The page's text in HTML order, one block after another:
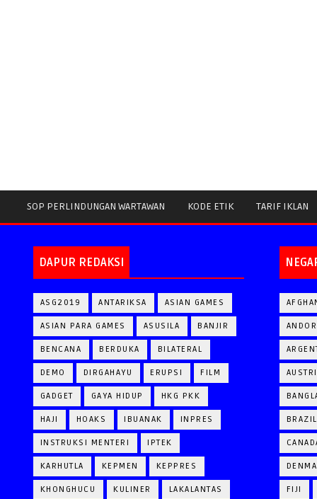
SOP PERLINDUNGAN WARTAWAN KODE ETIK TARIF IKLAN
DAPUR REDAKSI
ASG2019 ANTARIKSA ASIAN GAMES
ASIAN PARA GAMES ASUSILA BANJIR
BENCANA BERDUKA BILATERAL
DEMO DIRGAHAYU ERUPSI FILM
GADGET GAYA HIDUP HKG PKK
HAJI HOAKS IBUANAK INPRES
INSTRUKSI MENTERI IPTEK
KARHUTLA KEPMEN KEPPRES
KHONGHUCU KULINER LAKALANTAS
BRAZIL
FIJI